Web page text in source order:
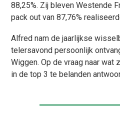
88,25%. Zij bleven Westende
pack out van 87,76%
Alfred nam de jaarlijkse
telersavond persoonlijk
Wiggen. Op de vraag naar wat
in de top 3 te belanden